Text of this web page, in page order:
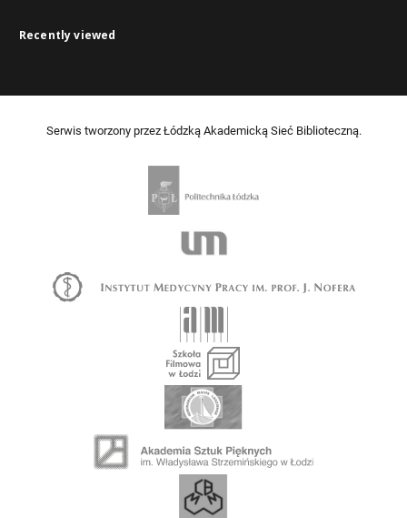
Recently viewed
Serwis tworzony przez Łódzką Akademicką Sieć Biblioteczną.